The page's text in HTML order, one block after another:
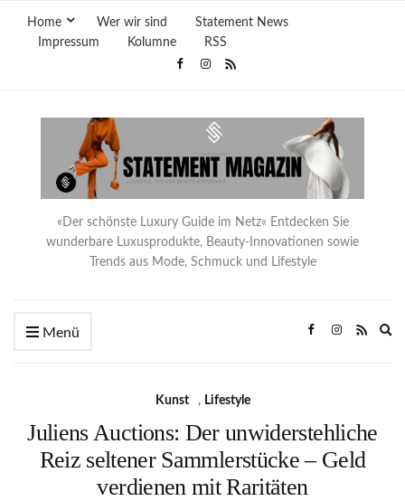
Home Wer wir sind
Statement News
Impressum
Kolumne RSS
«Der schönste Luxury Guide im Netz« Entdecken Sie
wunderbare Luxusprodukte, Beauty-Innovationen sowie
Trends aus Mode, Schmuck und Lifestyle
Menü
Kunst , Lifestyle
Juliens Auctions: Der unwiderstehliche
Reiz seltener Sammlerstücke – Geld
verdienen mit Raritäten